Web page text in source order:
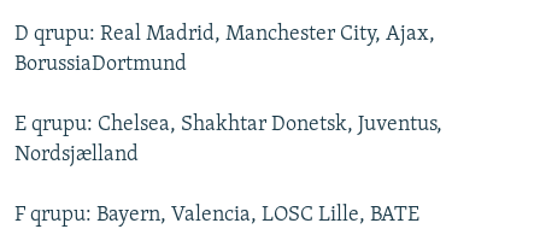
D qrupu: Real Madrid, Manchester City, Ajax,
BorussiaDortmund
E qrupu: Chelsea, Shakhtar Donetsk, Juventus,
Nordsjælland
F qrupu: Bayern, Valencia, LOSC Lille, BATE